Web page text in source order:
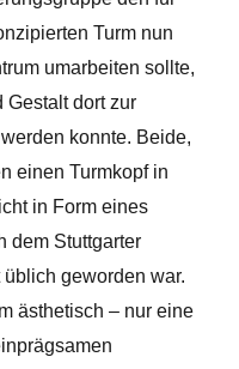
Turm nun
umarbeiten sollte,
Gestalt dort zur
konnte. Beide,
einen Turmkopf in
in Form eines
dem Stuttgarter
geworden war.
ästhetisch – nur eine